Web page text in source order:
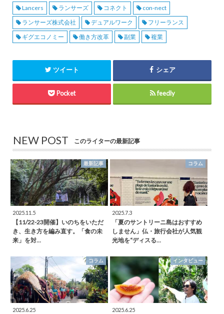
Lancers ランサーズ コネクト
con-nect
ランサーズ株式会社
デュアルワーク
フリーランス
ギグエコノミー
働き方改革 副業 複業
ツイート シェア
Pocket feedly
NEW POST このライターの最新記事
最新記事
2025.11.5
【11/22-23開催】いのちをいただ
き、生き方を編み直す。「食の未
来」を対…
コラム
2025.7.3
「夏のサントリーニ島はおすすめ
しません」仏・旅行会社が人気観
光地を“ディスる…
コラム
2025.6.25
インタビュー
2025.6.25